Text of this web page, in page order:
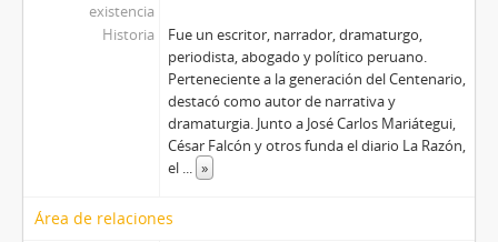
existencia
Historia
Fue un escritor, narrador, dramaturgo,
periodista, abogado y político peruano.
Perteneciente a la generación del Centenario,
destacó como autor de narrativa y
dramaturgia. Junto a José Carlos Mariátegui,
César Falcón y otros funda el diario La Razón,
el ... »
Área de relaciones